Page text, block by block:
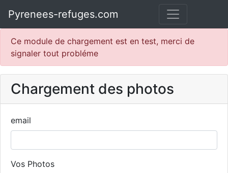
Pyrenees-refuges.com
Ce module de chargement est en test, merci de
signaler tout probléme
Chargement des photos
email
Vos Photos